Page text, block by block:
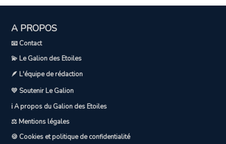
A PROPOS
📧 Contact
💫 Le Galion des Etoiles
🪶 L'équipe de rédaction
💛 Soutenir Le Galion
ℹ️ A propos du Galion des Etoiles
⚖️ Mentions légales
🍪 Cookies et politique de confidentialité